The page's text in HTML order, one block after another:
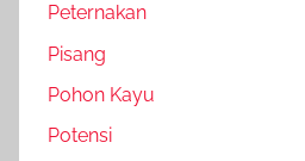
Peternakan
Pisang
Pohon Kayu
Potensi